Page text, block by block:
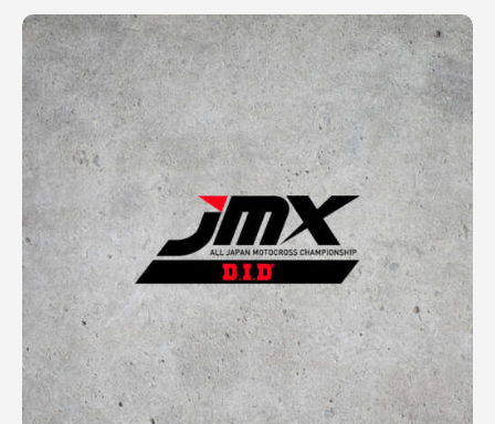
MSP Motosports
Promotion TOP
投
稿
ナ
ビ
ゲ
ー
シ
ョ
ン